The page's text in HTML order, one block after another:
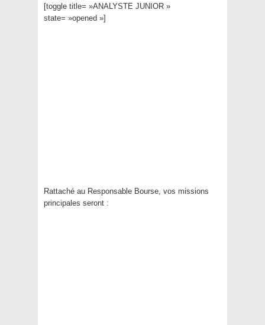
[toggle title= »ANALYSTE JUNIOR »
state= »opened »]
Rattaché au Responsable Bourse, vos missions
principales seront :